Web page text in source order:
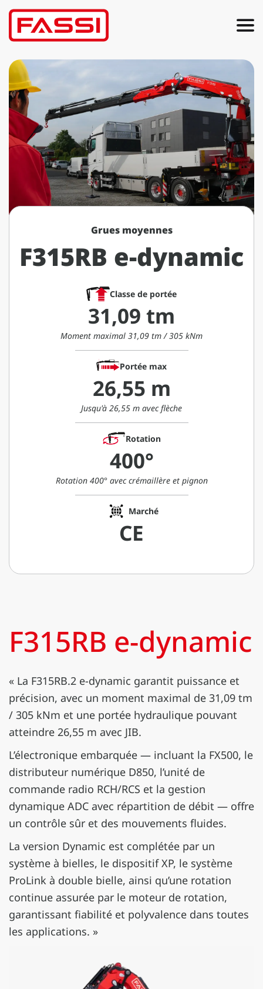
Grues moyennes
F315RB e-dynamic
Classe de portée
31,09 tm
Moment maximal 31,09 tm / 305 kNm
Portée max
26,55 m
Jusqu'à 26,55 m avec flèche
Rotation
400°
Rotation 400° avec crémaillère et pignon
Marché
CE
F315RB e-dynamic
« La F315RB.2 e-dynamic garantit puissance et
précision, avec un moment maximal de 31,09 tm
/ 305 kNm et une portée hydraulique pouvant
atteindre 26,55 m avec JIB.
L’électronique embarquée — incluant la FX500, le
distributeur numérique D850, l’unité de
commande radio RCH/RCS et la gestion
dynamique ADC avec répartition de débit — offre
un contrôle sûr et des mouvements fluides.
La version Dynamic est complétée par un
système à bielles, le dispositif XP, le système
ProLink à double bielle, ainsi qu’une rotation
continue assurée par le moteur de rotation,
garantissant fiabilité et polyvalence dans toutes
les applications. »